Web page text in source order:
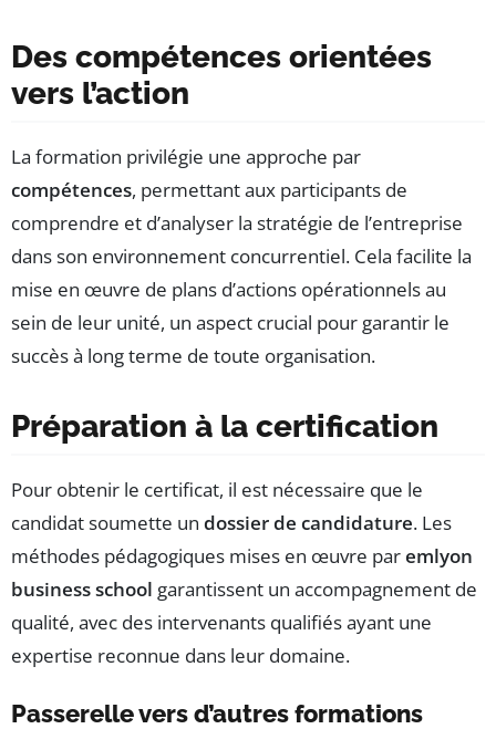
Des compétences orientées
vers l’action
La formation privilégie une approche par
compétences, permettant aux participants de
comprendre et d’analyser la stratégie de l’entreprise
dans son environnement concurrentiel. Cela facilite la
mise en œuvre de plans d’actions opérationnels au
sein de leur unité, un aspect crucial pour garantir le
succès à long terme de toute organisation.
Préparation à la certification
Pour obtenir le certificat, il est nécessaire que le
candidat soumette un dossier de candidature. Les
méthodes pédagogiques mises en œuvre paremlyon
business school garantissent un accompagnement de
qualité, avec des intervenants qualifiés ayant une
expertise reconnue dans leur domaine.
Passerelle vers d’autres formations